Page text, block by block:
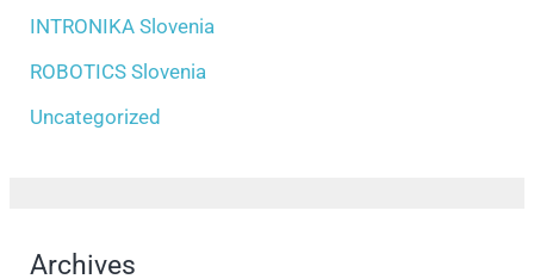
INTRONIKA Slovenia
ROBOTICS Slovenia
Uncategorized
Archives